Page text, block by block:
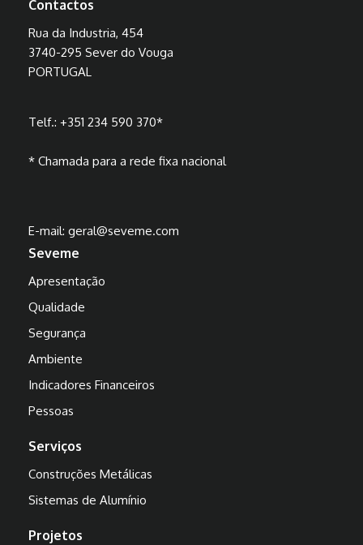
Contactos
Rua da Industria, 454
3740-295 Sever do Vouga
PORTUGAL
Telf.: +351 234 590 370*
* Chamada para a rede fixa nacional
E-mail: geral@seveme.com
Seveme
Apresentação
Qualidade
Segurança
Ambiente
Indicadores Financeiros
Pessoas
Serviços
Construções Metálicas
Sistemas de Alumínio
Projetos